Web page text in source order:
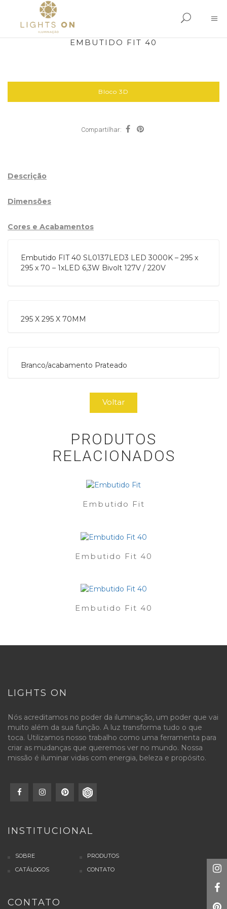
EMBUTIDO FIT 40
Bloco 3D
Compartilhar:
Descrição
Dimensões
Cores e Acabamentos
Embutido FIT 40 SL0137LED3 LED 3000K – 295 x
295 x 70 – 1xLED 6,3W Bivolt 127V / 220V
295 X 295 X 70MM
Branco/acabamento Prateado
Voltar
PRODUTOS
RELACIONADOS
Embutido Fit
Embutido Fit 40
Embutido Fit 40
LIGHTS ON
Nós acreditamos no poder da iluminação, um poder que vai
muito além da sua função. A luz transforma tudo o que
toca. Utilizamos nosso trabalho como uma ferramenta para
criar as mudanças que queremos ver no mundo. Nossa
missão é iluminar vidas com energia, beleza e propósito.
INSTITUCIONAL
SOBRE
PRODUTOS
CATÁLOGOS
CONTATO
CONTATO